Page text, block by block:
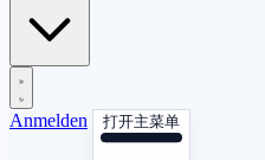
Anmelden 打开主菜单